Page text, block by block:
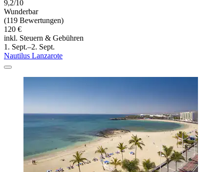
9,2/10
Wunderbar
(119 Bewertungen)
120 €
inkl. Steuern & Gebühren
1. Sept.–2. Sept.
Nautilus Lanzarote